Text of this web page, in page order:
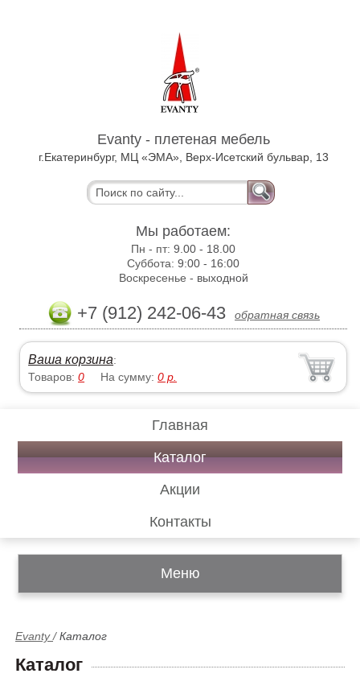
Evanty - плетеная мебель
г.Екатеринбург, МЦ «ЭМА», Верх-Исетский бульвар, 13
Мы работаем:
Пн - пт:9.00 - 18.00
Суббота:9:00 - 16:00
Воскресенье - выходной
+7 (912) 242-06-43 обратная связь
Ваша корзина:
Товаров:0 На сумму:0 р.
Главная
Каталог
Акции
Контакты
Меню
Evanty/Каталог
Каталог